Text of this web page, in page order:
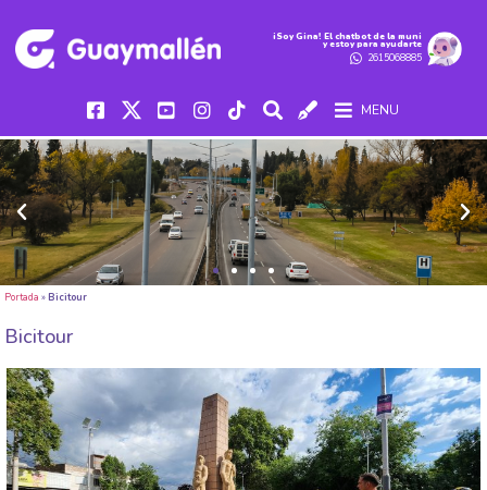
iSoy Gina! El chatbot de la muni
y estoy para ayudarte
2615068885
MENU
Portada »Bicitour
Bicitour